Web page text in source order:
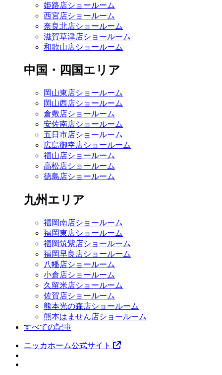
姫路店ショールーム
西宮店ショールーム
奈良北店ショールーム
滋賀草津店ショールーム
和歌山店ショールーム
中国・四国エリア
岡山東店ショールーム
岡山西店ショールーム
倉敷店ショールーム
安佐南店ショールーム
五日市店ショールーム
広島御幸店ショールーム
福山店ショールーム
高松店ショールーム
徳島店ショールーム
九州エリア
福岡南店ショールーム
福岡東店ショールーム
福岡筑紫店ショールーム
福岡早良店ショールーム
八幡店ショールーム
小倉店ショールーム
久留米店ショールーム
佐賀店ショールーム
熊本光の森店ショールーム
熊本はません店ショールーム
すべての記事
ニッカホーム公式サイト